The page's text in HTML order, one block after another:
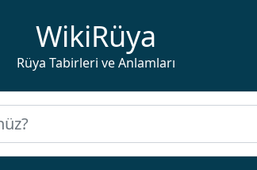
WikiRüya
Rüya Tabirleri ve Anlamları